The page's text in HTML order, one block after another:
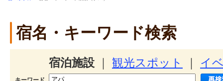
宿名・キーワード検索
宿泊施設 観光スポット イ